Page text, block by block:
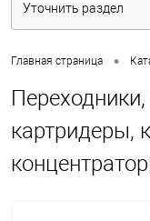
Уточнить раздел
Главная страница •
картридеры,